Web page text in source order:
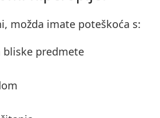
možda imate poteškoća s:
predmete